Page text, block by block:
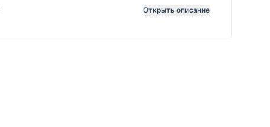
Открыть описание